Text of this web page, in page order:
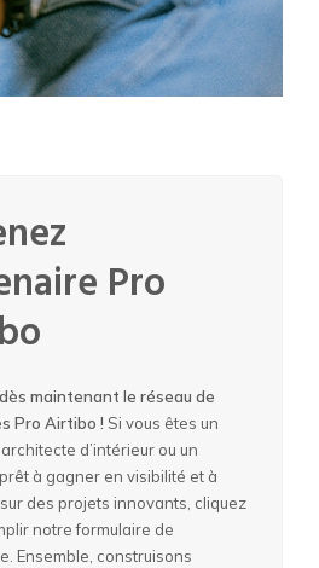
Pro
maintenant le réseau de
Pro Airtibo ! Si vous êtes un
d’intérieur ou un
à gagner en visibilité et à
des projets innovants, cliquez
notre formulaire de
Ensemble, construisons